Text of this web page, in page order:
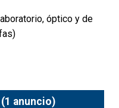
óptico y de
anuncio)